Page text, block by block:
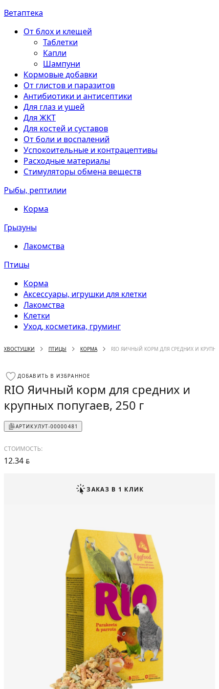
Ветаптека
От блох и клещей
Таблетки
Капли
Шампуни
Кормовые добавки
От глистов и паразитов
Антибиотики и антисептики
Для глаз и ушей
Для ЖКТ
Для костей и суставов
От боли и воспалений
Успокоительные и контрацептивы
Расходные материалы
Стимуляторы обмена веществ
Рыбы, рептилии
Корма
Грызуны
Лакомства
Птицы
Корма
Аксессуары, игрушки для клетки
Лакомства
Клетки
Уход, косметика, груминг
ХВОСТУШКИ ПТИЦЫ КОРМА RIO ЯИЧНЫЙ КОРМ ДЛЯ СРЕДНИХ И
ДОБАВИТЬ В ИЗБРАННОЕ
RIO Яичный корм для средних и
крупных попугаев, 250 г
АРТИКУЛУТ-00000481
СТОИМОСТЬ:
12.34 BYN
ЗАКАЗ В 1 КЛИК